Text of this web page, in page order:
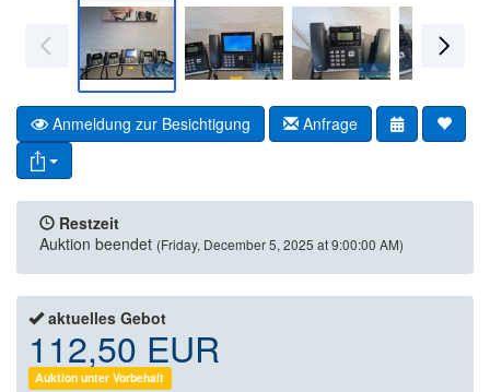
Anmeldung zur Besichtigung Anfrage
Restzeit
Auktion beendet (Friday, December 5, 2025 at 9:00:00 AM)
aktuelles Gebot
112,50 EUR
Auktion unter Vorbehalt